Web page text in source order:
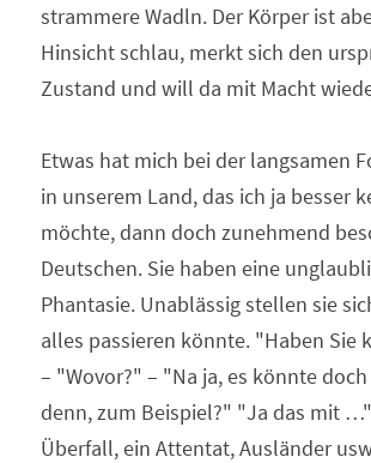
strammere Wadln. Der Körper ist
Hinsicht schlau, merkt sich den
Zustand und will da mit Macht
Etwas hat mich bei der langsamen
in unserem Land, das ich ja besser
möchte, dann doch zunehmend
Deutschen. Sie haben eine
Phantasie. Unablässig stellen sie
alles passieren könnte. "Haben Sie
– "Wovor?" – "Na ja, es könnte
denn, zum Beispiel?" "Ja das mit
Überfall, ein Attentat, Ausländer